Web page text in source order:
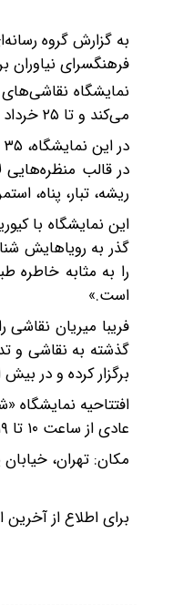
به گزارش گروه
فرهنگسرای نیاوران
می‌کند و تا ۲۵ خرداد ادامه خواهد داشت.
در قالب منظره‌هایی
ریشه، تبار، پناه،
این نمایشگاه با
گذر به رویاهایش
را به مثابه خاطره
است.»
فریبا میریان
گذشته به نقاشی و
برگزار کرده و در بیش از ۲۶ نمایشگاه گروهی در ایران و خارج از ایران حضور
عادی از ساعت ۱۰ تا ۱۹ و روز جمعه از ساعت ۱۴ تا ۱۹ از این نمایشگاه بازدید کنند.
مکان: تهران، خیابان
برای اطلاع از